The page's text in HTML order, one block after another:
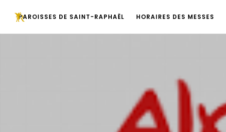
PAROISSES DE SAINT-RAPHAËL HORAIRES DES MESSES